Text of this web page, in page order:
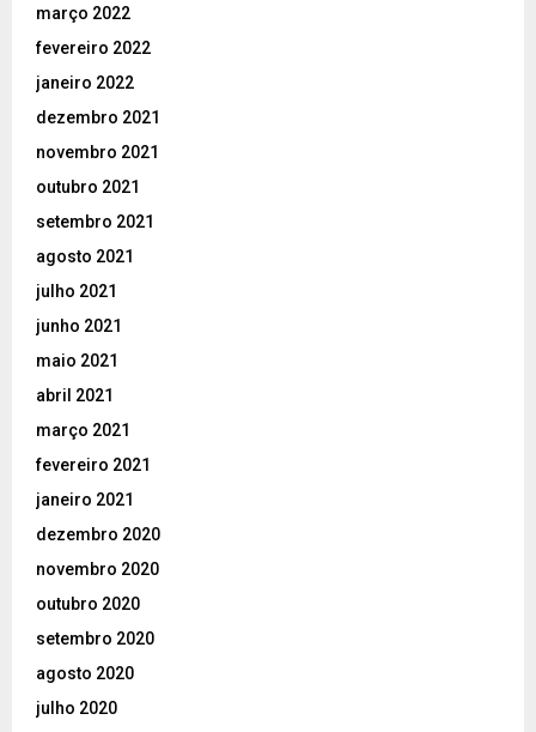
março 2022
fevereiro 2022
janeiro 2022
dezembro 2021
novembro 2021
outubro 2021
setembro 2021
agosto 2021
julho 2021
junho 2021
maio 2021
abril 2021
março 2021
fevereiro 2021
janeiro 2021
dezembro 2020
novembro 2020
outubro 2020
setembro 2020
agosto 2020
julho 2020